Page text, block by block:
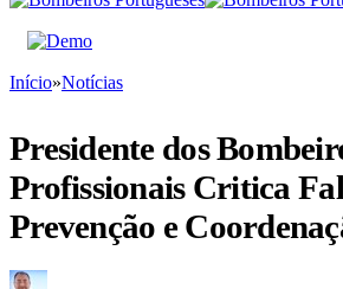
Início»Notícias
Presidente dos
Profissionais Critica
Prevenção e